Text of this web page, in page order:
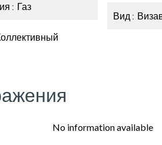
Газ
Вид
No information available